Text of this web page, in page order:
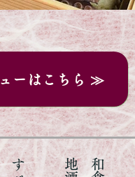
ーはこちら ≫